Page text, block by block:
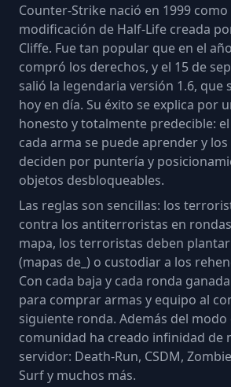
Counter-Strike nació en 1999 como
modificación de Half-Life creada
Cliffe. Fue tan popular que en el
compró los derechos, y el 15 de
salió la legendaria versión 1.6, que
hoy en día. Su éxito se explica por
honesto y totalmente predecible:
cada arma se puede aprender y
deciden por puntería y
objetos desbloqueables.
Las reglas son sencillas: los
contra los antiterroristas en
mapa, los terroristas deben
(mapas de_) o custodiar a los
Con cada baja y cada ronda
para comprar armas y equipo al
siguiente ronda. Además del modo
comunidad ha creado infinidad de
servidor: Death-Run, CSDM,
Surf y muchos más.